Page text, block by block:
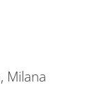
Milana